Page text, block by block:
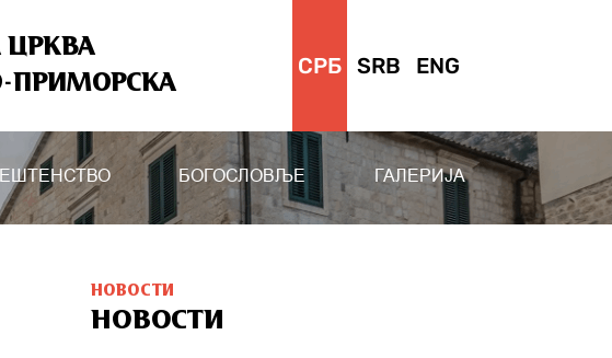
ЦРКВА
ПРИМОРСКА
СРБ SRB ENG
БОГОСЛОВЉЕ ГАЛЕРИЈА
НОВОСТИ
НОВОСТИ